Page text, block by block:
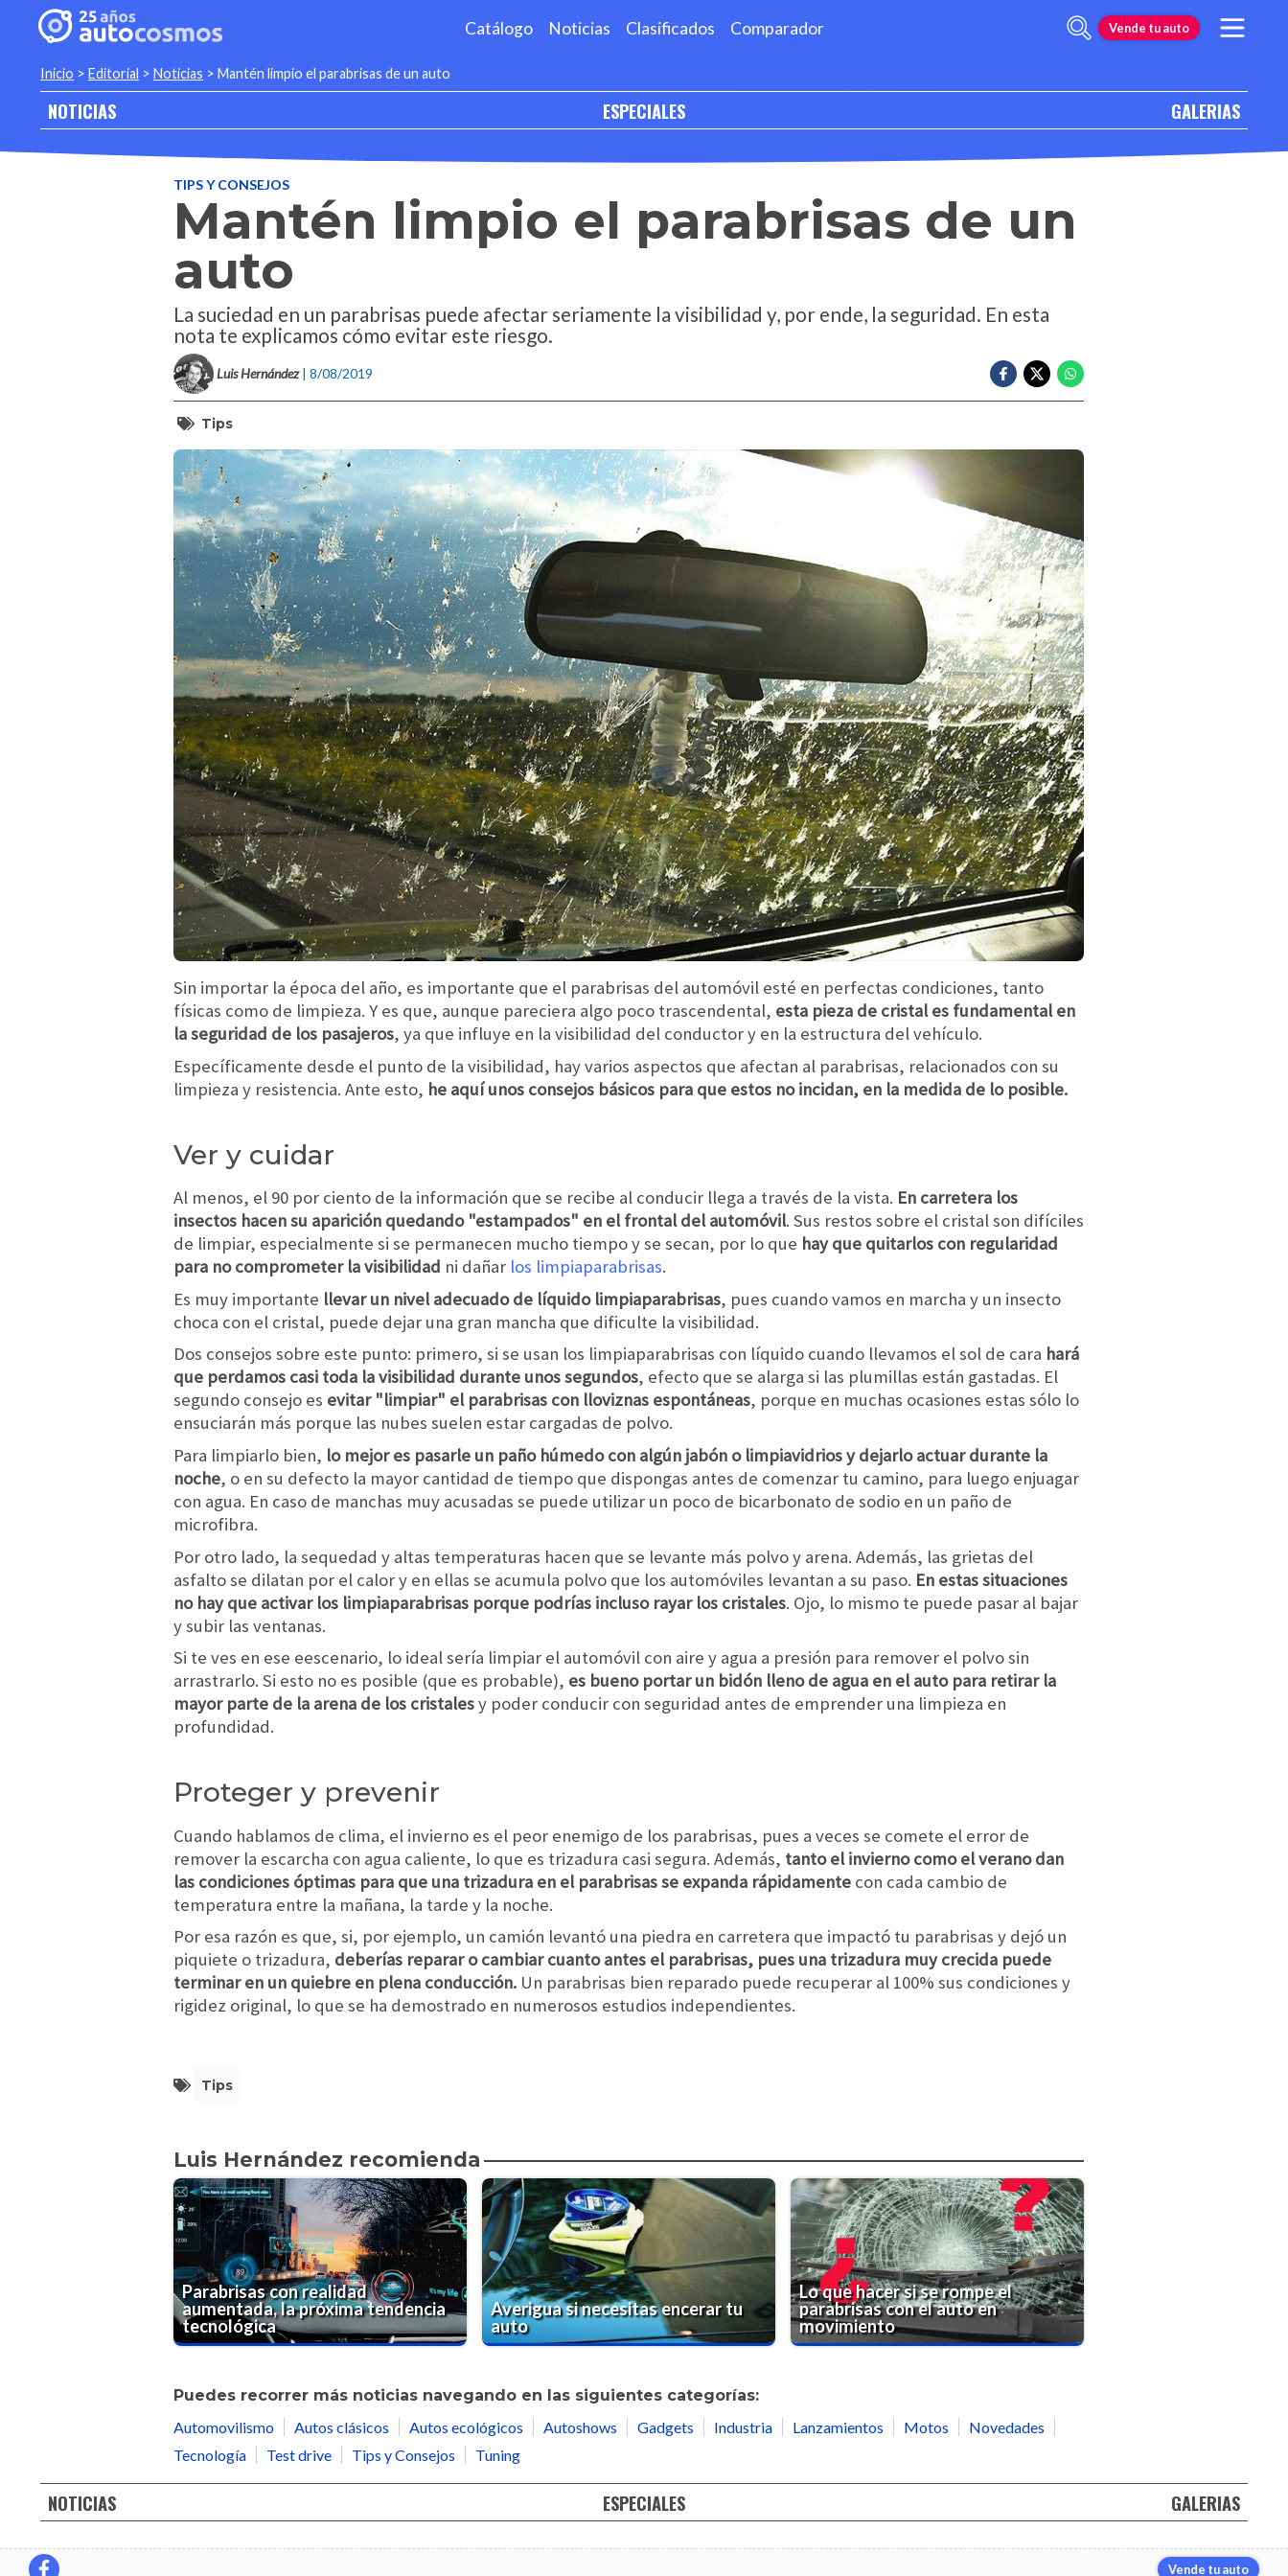
Catálogo Noticias Clasificados Comparador Vende tu auto
Inicio > Editorial > Noticias > Mantén limpio el parabrisas de un auto
NOTICIAS ESPECIALES GALERIAS
TIPS Y CONSEJOS
Mantén limpio el parabrisas de un
auto
La suciedad en un parabrisas puede afectar seriamente la visibilidad y, por ende, la seguridad. En esta
nota te explicamos cómo evitar este riesgo.
Luis Hernández | 8/08/2019
Tips
Sin importar la época del año, es importante que el parabrisas del automóvil esté en perfectas condiciones, tanto
físicas como de limpieza. Y es que, aunque pareciera algo poco trascendental, esta pieza de cristal es fundamental en
la seguridad de los pasajeros, ya que influye en la visibilidad del conductor y en la estructura del vehículo.
Específicamente desde el punto de la visibilidad, hay varios aspectos que afectan al parabrisas, relacionados con su
limpieza y resistencia. Ante esto, he aquí unos consejos básicos para que estos no incidan, en la medida de lo posible.
Ver y cuidar
Al menos, el 90 por ciento de la información que se recibe al conducir llega a través de la vista. En carretera los
insectos hacen su aparición quedando "estampados" en el frontal del automóvil. Sus restos sobre el cristal son difíciles
de limpiar, especialmente si se permanecen mucho tiempo y se secan, por lo que hay que quitarlos con regularidad
para no comprometer la visibilidad ni dañar los limpiaparabrisas.
Es muy importante llevar un nivel adecuado de líquido limpiaparabrisas, pues cuando vamos en marcha y un insecto
choca con el cristal, puede dejar una gran mancha que dificulte la visibilidad.
Dos consejos sobre este punto: primero, si se usan los limpiaparabrisas con líquido cuando llevamos el sol de cara hará
que perdamos casi toda la visibilidad durante unos segundos, efecto que se alarga si las plumillas están gastadas. El
segundo consejo es evitar "limpiar" el parabrisas con lloviznas espontáneas, porque en muchas ocasiones estas sólo lo
ensuciarán más porque las nubes suelen estar cargadas de polvo.
Para limpiarlo bien, lo mejor es pasarle un paño húmedo con algún jabón o limpiavidrios y dejarlo actuar durante la
noche, o en su defecto la mayor cantidad de tiempo que dispongas antes de comenzar tu camino, para luego enjuagar
con agua. En caso de manchas muy acusadas se puede utilizar un poco de bicarbonato de sodio en un paño de
microfibra.
Por otro lado, la sequedad y altas temperaturas hacen que se levante más polvo y arena. Además, las grietas del
asfalto se dilatan por el calor y en ellas se acumula polvo que los automóviles levantan a su paso. En estas situaciones
no hay que activar los limpiaparabrisas porque podrías incluso rayar los cristales. Ojo, lo mismo te puede pasar al bajar
y subir las ventanas.
Si te ves en ese eescenario, lo ideal sería limpiar el automóvil con aire y agua a presión para remover el polvo sin
arrastrarlo. Si esto no es posible (que es probable), es bueno portar un bidón lleno de agua en el auto para retirar la
mayor parte de la arena de los cristalesy poder conducir con seguridad antes de emprender una limpieza en
profundidad.
Proteger y prevenir
Cuando hablamos de clima, el invierno es el peor enemigo de los parabrisas, pues a veces se comete el error de
remover la escarcha con agua caliente, lo que es trizadura casi segura. Además, tanto el invierno como el verano dan
las condiciones óptimas para que una trizadura en el parabrisas se expanda rápidamente con cada cambio de
temperatura entre la mañana, la tarde y la noche.
Por esa razón es que, si, por ejemplo, un camión levantó una piedra en carretera que impactó tu parabrisas y dejó un
piquiete o trizadura, deberías reparar o cambiar cuanto antes el parabrisas, pues una trizadura muy crecida puede
terminar en un quiebre en plena conducción. Un parabrisas bien reparado puede recuperar al 100% sus condiciones y
rigidez original, lo que se ha demostrado en numerosos estudios independientes.
Tips
Luis Hernández recomienda
Parabrisas con realidad
aumentada, la próxima tendencia
tecnológica
Averigua si necesitas encerar tu
auto
Lo que hacer si se rompe el
parabrisas con el auto en
movimiento
Puedes recorrer más noticias navegando en las siguientes categorías:
Automovilismo
Autos clásicos Autos ecológicos Autoshows Gadgets Industria Lanzamientos Motos
Novedades
Tecnología
Test drive Tips y Consejos Tuning
NOTICIAS ESPECIALES GALERIAS
Vende tu auto